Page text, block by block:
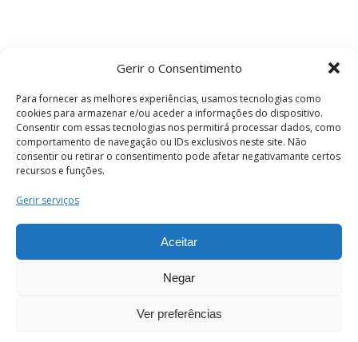
Gerir o Consentimento
Para fornecer as melhores experiências, usamos tecnologias como
cookies para armazenar e/ou aceder a informações do dispositivo.
Consentir com essas tecnologias nos permitirá processar dados, como
comportamento de navegação ou IDs exclusivos neste site. Não
consentir ou retirar o consentimento pode afetar negativamante certos
recursos e funções.
Gerir serviços
Aceitar
Negar
Ver preferências
Termos e Condições
os direitos reservados.